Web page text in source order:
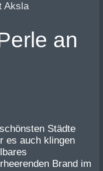
Aksla
an
Städte
es auch klingen
Brand im